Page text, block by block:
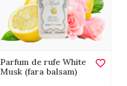
Parfum de rufe White
Musk (fara balsam)